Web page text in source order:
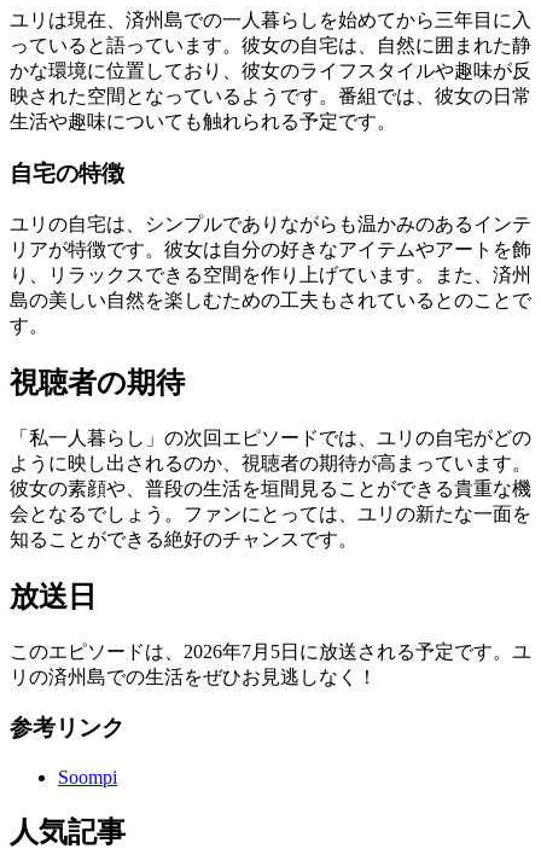
ユリは現在、済州島での一人暮らしを始めてから三年目に入
っていると語っています。彼女の自宅は、自然に囲まれた静
かな環境に位置しており、彼女のライフスタイルや趣味が反
映された空間となっているようです。番組では、彼女の日常
生活や趣味についても触れられる予定です。
自宅の特徴
ユリの自宅は、シンプルでありながらも温かみのあるインテ
リアが特徴です。彼女は自分の好きなアイテムやアートを飾
り、リラックスできる空間を作り上げています。また、済州
島の美しい自然を楽しむための工夫もされているとのことで
す。
視聴者の期待
「私一人暮らし」の次回エピソードでは、ユリの自宅がどの
ように映し出されるのか、視聴者の期待が高まっています。
彼女の素顔や、普段の生活を垣間見ることができる貴重な機
会となるでしょう。ファンにとっては、ユリの新たな一面を
知ることができる絶好のチャンスです。
放送日
このエピソードは、2026年7月5日に放送される予定です。ユ
リの済州島での生活をぜひお見逃しなく！
参考リンク
Soompi
人気記事